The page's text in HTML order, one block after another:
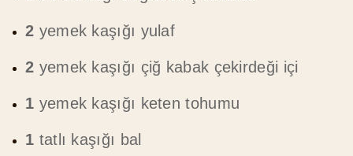
2 yemek kaşığı yulaf
2 yemek kaşığı çiğ kabak çekirdeği içi
1 yemek kaşığı keten tohumu
1 tatlı kaşığı bal